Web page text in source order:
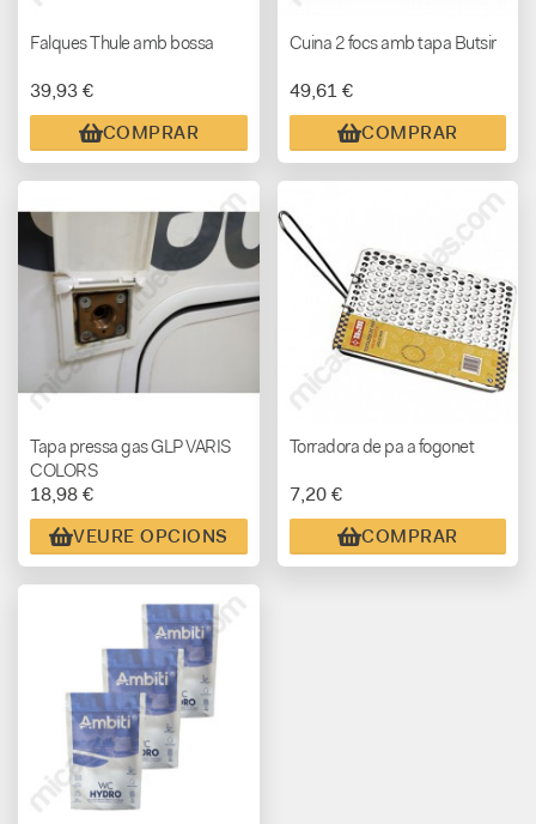
Falques Thule amb bossa
39,93 €
COMPRAR
Cuina 2 focs amb tapa Butsir
49,61 €
COMPRAR
Tapa pressa gas GLP VARIS
COLORS
18,98 €
VEURE OPCIONS
Torradora de pa a fogonet
7,20 €
COMPRAR